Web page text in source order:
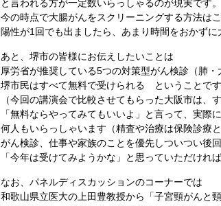
と言われる方が一定数いらっしゃるのが現実です。
今の時点で大腸がんをスクリーニングする方法は
陽性が1回でも出ましたら、あまり時間をおかず
あと、堺市の皆様にお伝えしたいことは
厚労省が推奨している5つの対策型がん検診（肺・
堺市民はすべて無料で受けられる ということです
（今回の講演会で比較させてもらった大阪市は、
「無料ならやってみてもいいよ」と言って、実際
何人もいらっしゃいます（精査や治療は保険診療と
がん検診、仕事や家族のことを優先しついつい後
「今年は受けてみようかな」と思っていただければ
なお、パネルディスカッションのコーナーでは
和歌山県立医大の上田豊教授から「子宮頸がんと